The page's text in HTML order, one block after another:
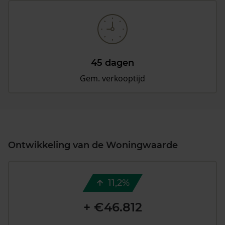
45 dagen
Gem. verkooptijd
Ontwikkeling van de Woningwaarde
11,2%
+ €46.812